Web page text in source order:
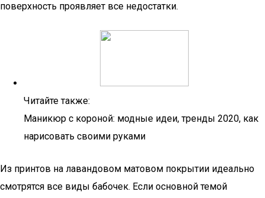
поверхность проявляет все недостатки.
Читайте также:
Маникюр с короной: модные идеи, тренды 2020, как
нарисовать своими руками
Из принтов на лавандовом матовом покрытии идеально
смотрятся все виды бабочек. Если основной темой